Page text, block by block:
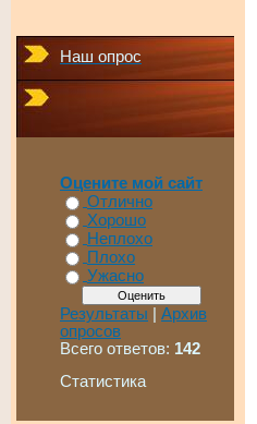
Наш опрос
Оцените мой сайт
Отлично
Хорошо
Неплохо
Плохо
Ужасно
Результаты | Архив
опросов
Всего ответов: 142
Статистика